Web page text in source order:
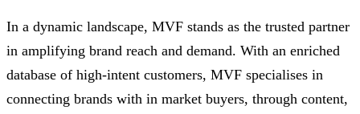
In a dynamic landscape, MVF stands as the trusted partner
in amplifying brand reach and demand. With an enriched
database of high-intent customers, MVF specialises in
connecting brands with in market buyers, through content,